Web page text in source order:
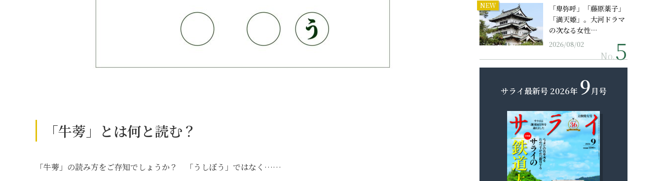
「牛蒡」とは何と読む？
「牛蒡」の読み方をご存知でしょうか？ 「うしぼう」ではなく……
NEW
「卑弥呼」「藤原薬子」
「満天姫」。大河ドラマ
の次なる女性…
2026/08/02
No.
サライ最新号 2026年 9月号